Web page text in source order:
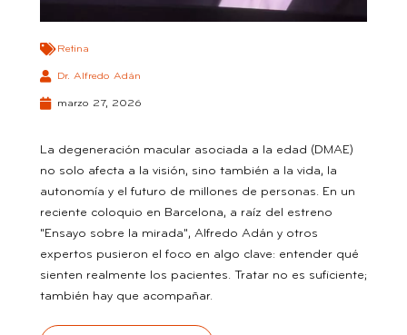
Retina
Dr. Alfredo Adán
marzo 27, 2026
La degeneración macular asociada a la edad (DMAE)
no solo afecta a la visión, sino también a la vida, la
autonomía y el futuro de millones de personas. En un
reciente coloquio en Barcelona, a raíz del estreno
"Ensayo sobre la mirada", Alfredo Adán y otros
expertos pusieron el foco en algo clave: entender qué
sienten realmente los pacientes. Tratar no es suficiente;
también hay que acompañar.